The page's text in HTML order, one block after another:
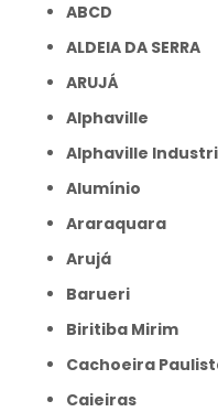
ABCD
ALDEIA DA SERRA
ARUJÁ
Alphaville
Alphaville
Alumínio
Araraquara
Arujá
Barueri
Biritiba Mirim
Cachoeira
Caieiras